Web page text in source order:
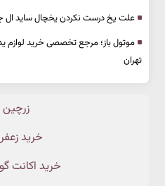
علت یخ درست نکردن یخچال ساید ال
موتول باز؛ مرجع تخصصی خرید لوازم
تهران
زرچین
خرید
خرید اکانت